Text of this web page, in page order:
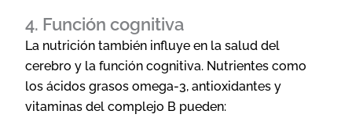
4. Función cognitiva
La nutrición también influye en la salud del
cerebro y la función cognitiva. Nutrientes como
los ácidos grasos omega-3, antioxidantes y
vitaminas del complejo B pueden: